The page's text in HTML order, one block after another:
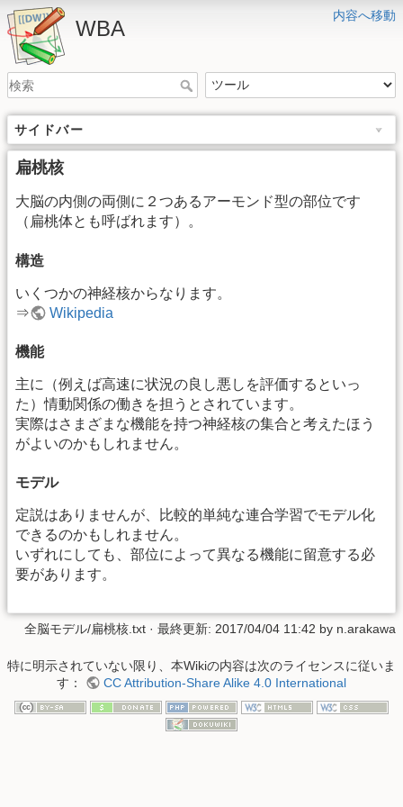
内容へ移動
WBA
サイドバー
扁桃核
大脳の内側の両側に２つあるアーモンド型の部位です
（扁桃体とも呼ばれます）。
構造
いくつかの神経核からなります。
⇒
Wikipedia
機能
主に（例えば高速に状況の良し悪しを評価するといっ
た）情動関係の働きを担うとされています。
実際はさまざまな機能を持つ神経核の集合と考えたほう
がよいのかもしれません。
モデル
定説はありませんが、比較的単純な連合学習でモデル化
できるのかもしれません。
いずれにしても、部位によって異なる機能に留意する必
要があります。
全脳モデル/扁桃核.txt · 最終更新: 2017/04/04 11:42 by n.arakawa
特に明示されていない限り、本Wikiの内容は次のライセンスに従いま
す：
CC Attribution-Share Alike 4.0 International